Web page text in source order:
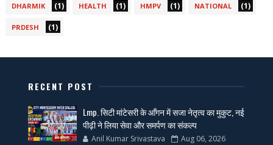
DHARMIK (1) HEALTH (1) HMPV (1) NATIONAL (1)
PRDESH (1)
RECENT POST
Lmp. सिटी मांटेसरी के आँगन में सजा नेतृत्व का मुकुट, नई
पीढ़ी ने लिया सेवा और समर्पण का संकल्प
Anil Kumar Srivastava Aug 06, 2026